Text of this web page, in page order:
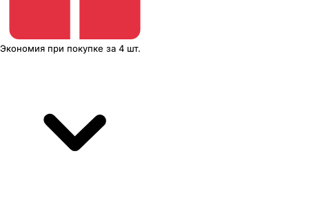
Экономия при покупке за 4 шт.